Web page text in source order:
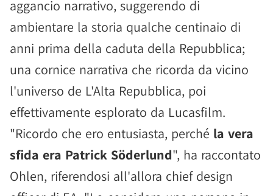
aggancio narrativo, suggerendo di
ambientare la storia qualche centinaio di
anni prima della caduta della Repubblica;
una cornice narrativa che ricorda da vicino
l'universo de L'Alta Repubblica, poi
effettivamente esplorato da Lucasfilm.
"Ricordo che ero entusiasta, perché la vera
sfida era Patrick Söderlund", ha raccontato
Ohlen, riferendosi all'allora chief design